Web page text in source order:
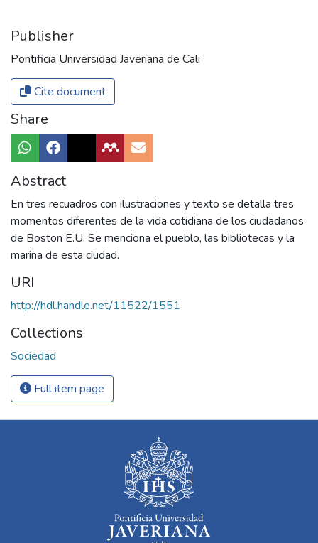
Publisher
Pontificia Universidad Javeriana de Cali
Cite document
Share
Abstract
En tres recuadros con ilustraciones y texto se detalla tres
momentos diferentes de la vida cotidiana de los ciudadanos
de Boston E.U. Se menciona el pueblo, las bibliotecas y la
marina de esta ciudad.
URI
http://hdl.handle.net/11522/1551
Collections
Sociedad
Full item page